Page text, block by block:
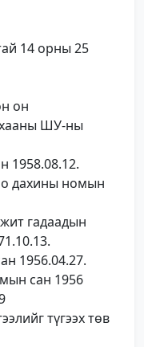
14 орны 25
он
ШУ-ны
1958.08.12.
дахины номын
гадаадын
1956.04.27.
сан 1956
түгээх төв